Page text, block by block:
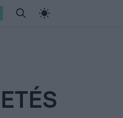
István Most Wanted